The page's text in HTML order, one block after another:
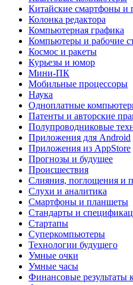
Китайские смартфоны и
Колонка редактора
Компьютерная графика
Компьютеры и рабочие
Космос и ракеты
Курьезы и юмор
Мини-ПК
Мобильные процессоры
Наука
Одноплатные
Патенты и авторские
Полупроводниковые
Приложения для Android
Приложения из AppStore
Прогнозы и будущее
Происшествия
Слияния, поглощения и
Слухи и аналитика
Смартфоны и планшеты
Стандарты и
Стартапы
Суперкомпьютеры
Технологии будущего
Умные очки
Умные часы
Финансовые результаты